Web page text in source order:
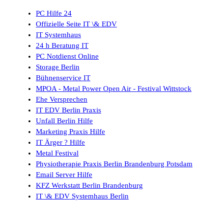
PC Hilfe 24
Offizielle Seite IT \& EDV
IT Systemhaus
24 h Beratung IT
PC Notdienst Online
Storage Berlin
Bühnenservice IT
MPOA - Metal Power Open Air - Festival Wittstock
Ehe Versprechen
IT EDV Berlin Praxis
Unfall Berlin Hilfe
Marketing Praxis Hilfe
IT Ärger ? Hilfe
Metal Festival
Physiotherapie Praxis Berlin Brandenburg Potsdam
Email Server Hilfe
KFZ Werkstatt Berlin Brandenburg
IT \& EDV Systemhaus Berlin